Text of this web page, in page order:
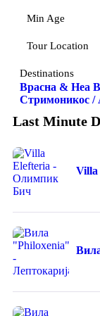
Min Age
Tour Location
Destinations
Врасна & Неа
Стримоникос /
Last Minute